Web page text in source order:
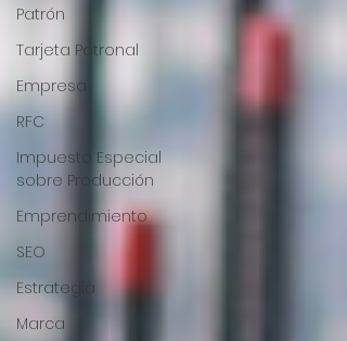
Patrón
Tarjeta Patronal
Empresa
RFC
Impuesto Especial
sobre Producción
Emprendimiento
SEO
Estrategia
Marca